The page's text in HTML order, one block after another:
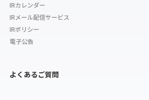
IRカレンダー
IRメール配信サービス
IRポリシー
電子公告
よくあるご質問